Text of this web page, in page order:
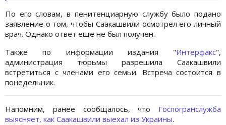
По его словам, в пенитенциарную службу было подано
заявление о том, чтобы Саакашвили осмотрел его личный
врач. Однако ответ еще не был получен.
Также по информации издания "Интерфакс",
администрация тюрьмы разрешила Саакашвили
встретиться с членами его семьи. Встреча состоится в
понедельник.
Напомним, ранее сообщалось, что Госпогранслужба
выясняет, как Саакашвили выехал из Украины.